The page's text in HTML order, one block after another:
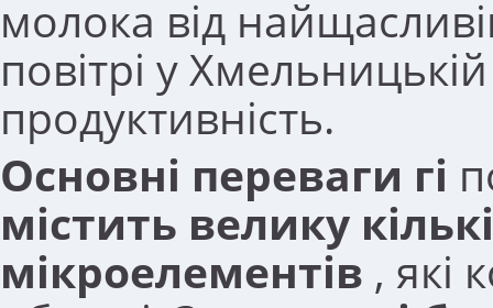
молока від
повітрі у
продуктивність.
Основні переваги гі
містить велику
мікроелементів , які